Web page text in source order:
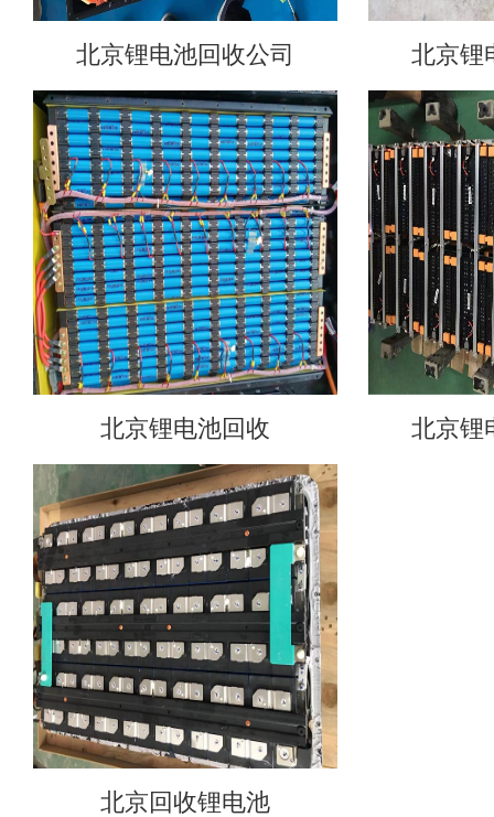
北京锂电池回收公司 北京锂
北京锂电池回收 北京锂
北京回收锂电池